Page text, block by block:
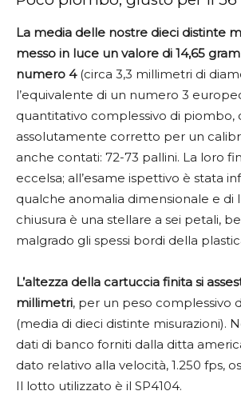
La media delle nostre dieci distinte
messo in luce un valore di 14,65
numero 4(circa 3,3 millimetri di
l’equivalente di un numero 3
quantitativo complessivo di piombo,
assolutamente corretto per un
anche contati: 72-73 pallini. La loro
eccelsa; all’esame ispettivo è stata
qualche anomalia dimensionale e di
chiusura è una stellare a sei petali,
malgrado gli spessi bordi della
L’altezza della cartuccia finita si
millimetri, per un peso complessivo
(media di dieci distinte misurazioni).
dati di banco forniti dalla ditta
dato relativo alla velocità, 1.250 fps,
Il lotto utilizzato è il SP4104.